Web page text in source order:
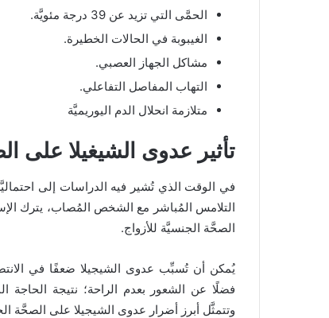
الحمَّى التي تزيد عن 39 درجة مئويَّة.
الغيبوبة في الحالات الخطيرة.
مشاكل الجهاز العصبي.
التهاب المفاصل التفاعلي.
متلازمة انحلال الدم اليوريميَّة
تأثير عدوى الشيغيلا على
في الوقت الذي تُشير فيه الدراسات إلى
التلامس المُباشر مع الشخص المُصاب، يترك
الصحَّة الجنسيَّة للأزواج.
يُمكن أن تُسبِّب عدوى الشيجيلا ضعفًا في
فضلًا عن الشعور بعدم الراحة؛ نتيجة الحاجة
وتتمثَّل أبرز أضرار عدوى الشيجيلا على الصحَّة